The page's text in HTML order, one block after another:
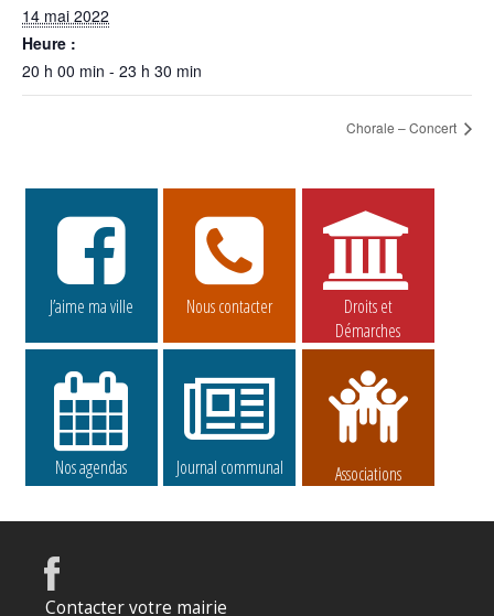
14 mai 2022
Heure :
20 h 00 min - 23 h 30 min
Chorale – Concert
J’aime ma ville Nous contacter
Droits et
Démarches
Nos agendas Journal communal Associations
Contacter votre mairie